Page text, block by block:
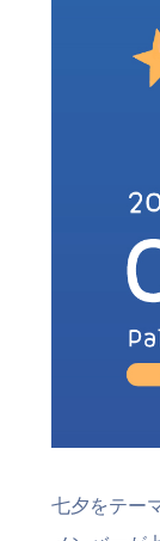
七夕をテー